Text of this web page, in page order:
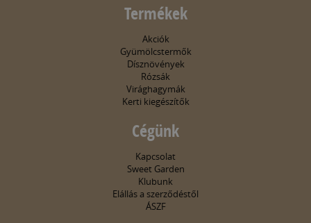
Termékek
Akciók
Gyümölcstermők
Dísznövények
Rózsák
Virághagymák
Kerti kiegészítők
Cégünk
Kapcsolat
Sweet Garden
Klubunk
Elállás a szerződéstől
ÁSZF